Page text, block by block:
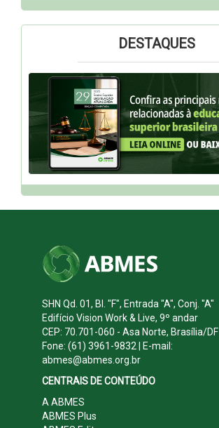
DESTAQUES
SHN Qd. 01, Bl. "F", Entrada "A", Conj. "A"
Edifício Vision Work & Live, 9º andar
CEP: 70.701-060 - Asa Norte, Brasília/DF
Fone: (61) 3961-9832 | E-mail:
abmes@abmes.org.br
CENTRAIS DE CONTEÚDO
A ABMES
ABMES Plus